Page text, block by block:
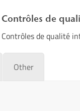
Contrôles de
Contrôles de qualité
Other